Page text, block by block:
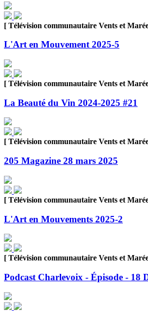
[ Télévision communautaire Vents et
L'Art en Mouvement 2025-5
[ Télévision communautaire Vents et
La Beauté du Vin 2024-2025 #21
[ Télévision communautaire Vents et
205 Magazine 28 mars 2025
[ Télévision communautaire Vents et
L'Art en Mouvements 2025-2
[ Télévision communautaire Vents et
Podcast Charlevoix - Épisode - 18